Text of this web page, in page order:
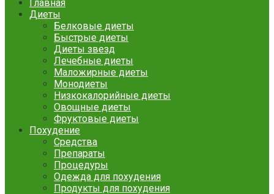
Главная
Диеты
Белковые диеты
Быстрые диеты
Диеты звезд
Лечебные диеты
Маложирные диеты
Монодиеты
Низкокалорийные диеты
Овощные диеты
Фруктовые диеты
Похудение
Средства
Препараты
Процедуры
Одежда для похудения
Продукты для похудения